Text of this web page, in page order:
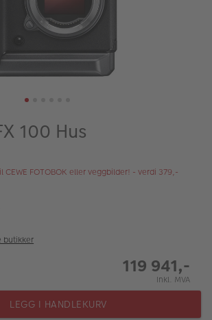
100 Hus
CEWE FOTOBOK eller veggbilder! - verdi 379,-
butikker
119 941,-
Inkl. MVA
LEGG I HANDLEKURV